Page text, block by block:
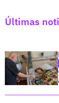
Últimas